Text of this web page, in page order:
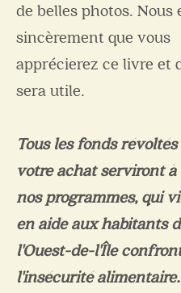
de belles photos. Nous
sincèrement que vous
apprécierez ce livre et
sera utile.
​Tous les fonds
votre achat serviront
nos programmes, qui
en aide aux habitants
l'Ouest-de-l'Île
l'insécurité